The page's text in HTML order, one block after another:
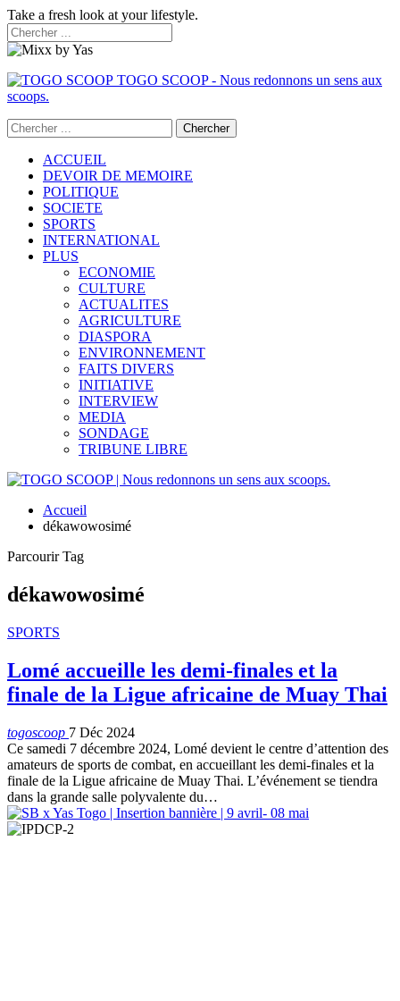
Take a fresh look at your lifestyle.
TOGO SCOOP - Nous redonnons un sens aux
scoops.
ACCUEIL
DEVOIR DE MEMOIRE
POLITIQUE
SOCIETE
SPORTS
INTERNATIONAL
PLUS
ECONOMIE
CULTURE
ACTUALITES
AGRICULTURE
DIASPORA
ENVIRONNEMENT
FAITS DIVERS
INITIATIVE
INTERVIEW
MEDIA
SONDAGE
TRIBUNE LIBRE
Accueil
dékawowosimé
Parcourir Tag
dékawowosimé
SPORTS
Lomé accueille les demi-finales et la
finale de la Ligue africaine de Muay Thai
togoscoop 7 Déc 2024
Ce samedi 7 décembre 2024, Lomé devient le centre d’attention des
amateurs de sports de combat, en accueillant les demi-finales et la
finale de la Ligue africaine de Muay Thai. L’événement se tiendra
dans la grande salle polyvalente du…